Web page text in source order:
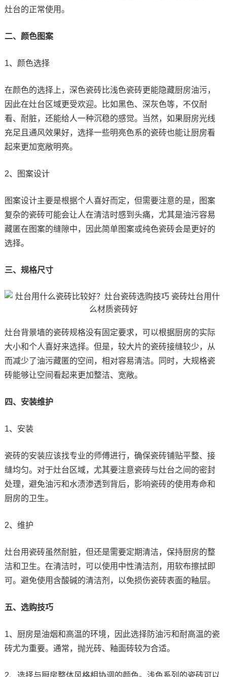
灶台的正常使用。
二、颜色图案
1、颜色选择
在颜色的选择上，深色瓷砖比浅色瓷砖更能隐藏厨房油污，
因此在灶台区域更受欢迎。比如黑色、深灰色等，不仅耐
看、耐脏，还能给人一种沉稳的感觉。当然，如果厨房光线
充足且通风效果好，选择一些明亮色系的瓷砖也能让厨房看
起来更加宽敞明亮。
2、图案设计
图案设计主要是根据个人喜好而定，但需要注意的是，图案
复杂的瓷砖可能会让人在清洁时感到头痛，尤其是油污容易
藏匿在图案的缝隙中，因此简单图案或纯色瓷砖会是更好的
选择。
三、规格尺寸
灶台背景墙的瓷砖规格没有固定要求，可以根据厨房的实际
大小和个人喜好来选择。但是，较大片的瓷砖接缝较少，从
而减少了油污藏匿的空间，相对容易清洁。同时，大规格瓷
砖能够让空间看起来更加整洁、宽敞。
四、安装维护
1、安装
瓷砖的安装应该找专业的师傅进行，确保瓷砖铺贴平整、接
缝均匀。对于灶台区域，尤其要注意瓷砖与灶台之间的密封
处理，避免油污和水渍渗透到背后，影响瓷砖的使用寿命和
厨房的卫生。
2、维护
灶台用瓷砖虽然耐脏，但还是需要定期清洁，保持厨房的整
洁和卫生。在清洁时，可以使用中性清洁剂，用软布擦拭即
可。避免使用含酸碱的清洁剂，以免损伤瓷砖表面的釉层。
五、选购技巧
1、厨房是油烟和高温的环境，因此选择防油污和耐高温的瓷
砖尤为重要。通常，抛光砖、釉面砖较为合适。
2、选择与厨房整体风格相协调的颜色。浅色系列的瓷砖可以